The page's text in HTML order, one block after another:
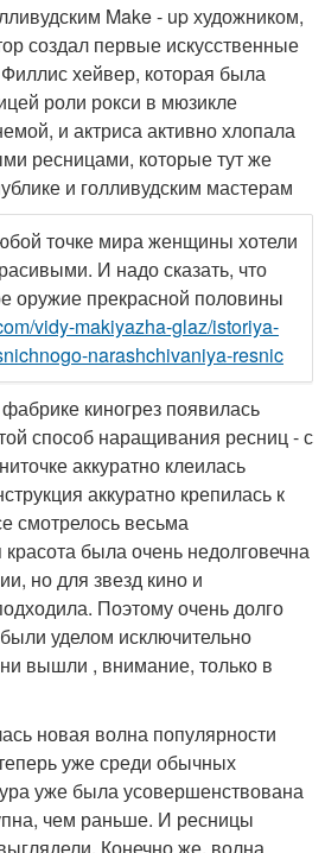
Make - up художником,
создал первые искусственные
хейвер, которая была
роли рокси в мюзикле
и актриса активно хлопала
ресницами, которые тут же
и голливудским мастерам
точке мира женщины хотели
И надо сказать, что
оружие прекрасной половины
vidy-makiyazha-glaz/istoriya-
narashchivaniya-resnic
киногрез появилась
способ наращивания ресниц - с
аккуратно клеилась
аккуратно крепилась к
смотрелось весьма
красота была очень недолговечна
но для звезд кино и
Поэтому очень долго
уделом исключительно
вышли , внимание, только в
новая волна популярности
уже среди обычных
уже была усовершенствована
чем раньше. И ресницы
Конечно же, волна